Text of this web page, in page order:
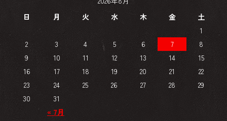
日
月 火 水 木 金 土
« 7月
1
2
3 4 5 6 7
8
9
10 11 12 13 14
15
16
17 18 19 20 21
22
23
24 25 26 27 28
29
30
31